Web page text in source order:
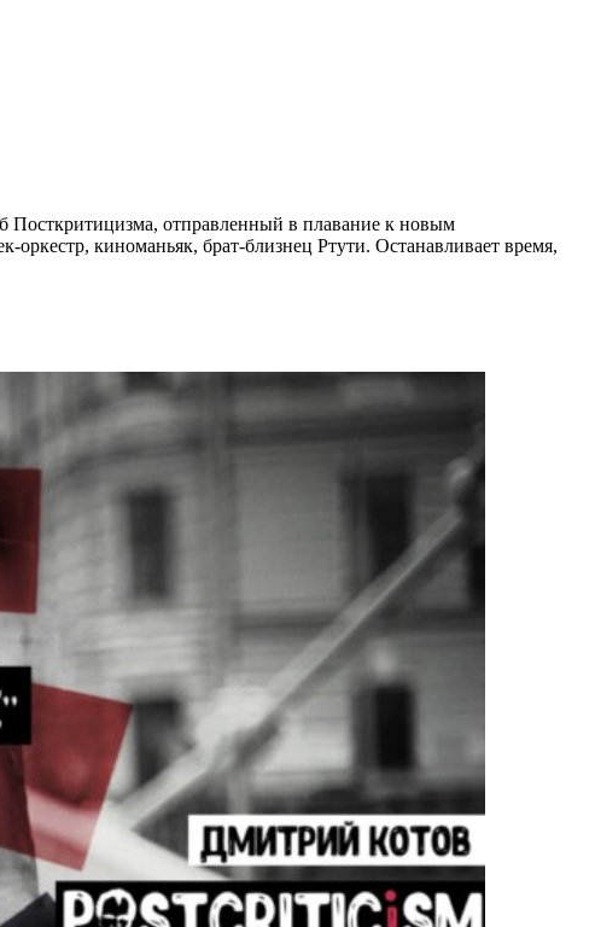
Посткритицизма, отправленный в плавание к новым
киноманьяк, брат-близнец Ртути. Останавливает время,